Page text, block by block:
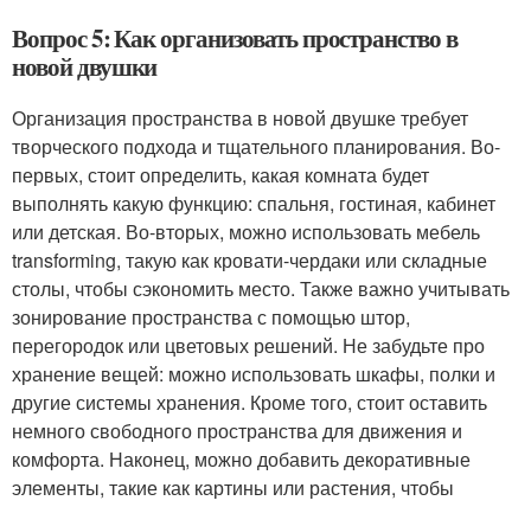
Вопрос 5: Как организовать пространство в
новой двушки
Организация пространства в новой двушке требует
творческого подхода и тщательного планирования. Во-
первых, стоит определить, какая комната будет
выполнять какую функцию: спальня, гостиная, кабинет
или детская. Во-вторых, можно использовать мебель
transforming, такую как кровати-чердаки или складные
столы, чтобы сэкономить место. Также важно учитывать
зонирование пространства с помощью штор,
перегородок или цветовых решений. Не забудьте про
хранение вещей: можно использовать шкафы, полки и
другие системы хранения. Кроме того, стоит оставить
немного свободного пространства для движения и
комфорта. Наконец, можно добавить декоративные
элементы, такие как картины или растения, чтобы